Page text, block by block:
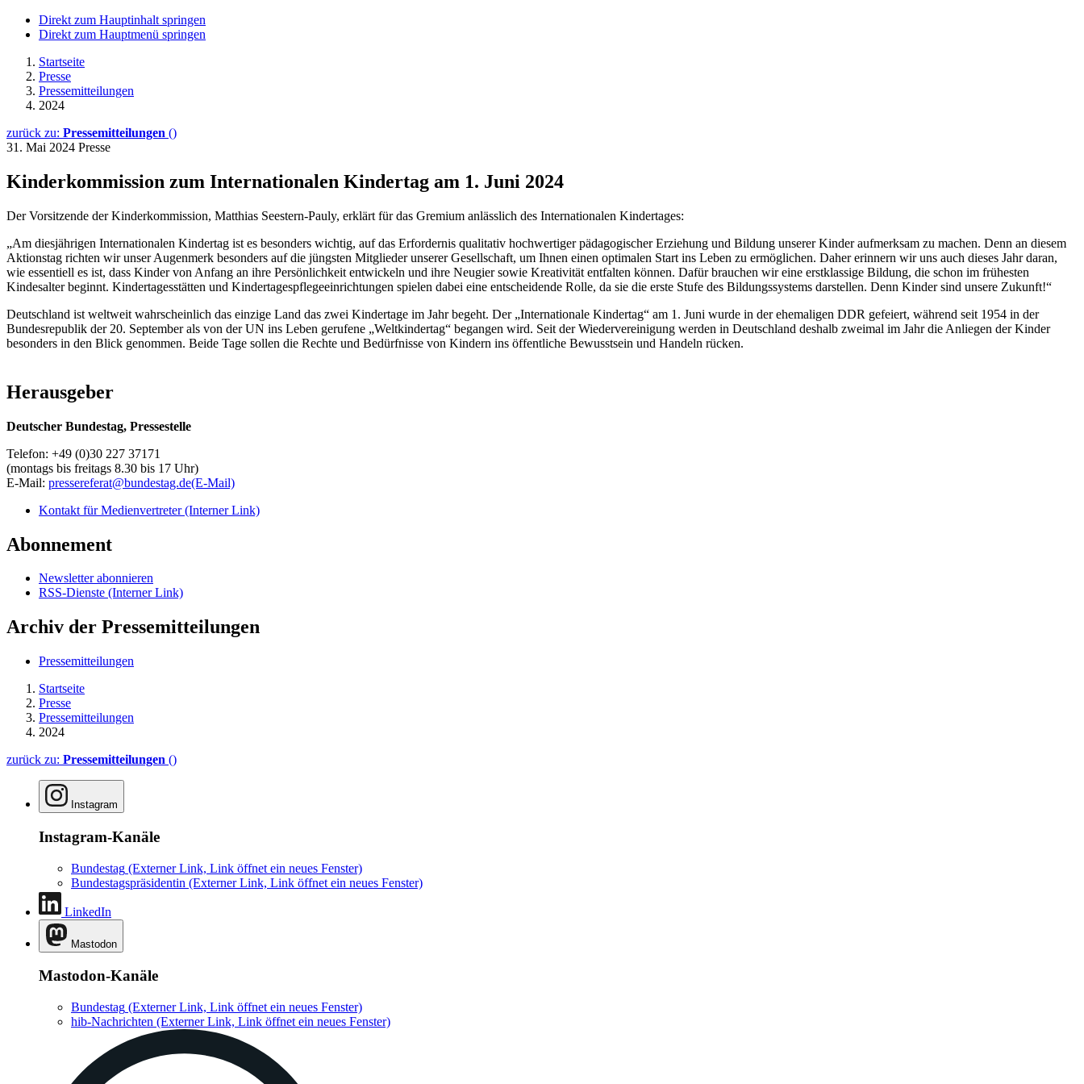
Direkt zum Hauptinhalt springen
Direkt zum Hauptmenü springen
Startseite
Presse
Pressemitteilungen
2024
zurück zu: Pressemitteilungen ()
31. Mai 2024 Presse
Kinderkommission zum Internationalen Kindertag am 1. Juni 2024
Der Vorsitzende der Kinderkommission, Matthias Seestern-Pauly, erklärt für das Gremium anlässlich des Internationalen Kindertages:
„Am diesjährigen Internationalen Kindertag ist es besonders wichtig, auf das Erfordernis qualitativ hochwertiger pädagogischer Erziehung und Bildung unserer Kinder aufmerksam zu machen. Denn an diesem
Aktionstag richten wir unser Augenmerk besonders auf die jüngsten Mitglieder unserer Gesellschaft, um Ihnen einen optimalen Start ins Leben zu ermöglichen. Daher erinnern wir uns auch dieses Jahr daran,
wie essentiell es ist, dass Kinder von Anfang an ihre Persönlichkeit entwickeln und ihre Neugier sowie Kreativität entfalten können. Dafür brauchen wir eine erstklassige Bildung, die schon im frühesten
Kindesalter beginnt. Kindertagesstätten und Kindertagespflegeeinrichtungen spielen dabei eine entscheidende Rolle, da sie die erste Stufe des Bildungssystems darstellen. Denn Kinder sind unsere Zukunft!“
Deutschland ist weltweit wahrscheinlich das einzige Land das zwei Kindertage im Jahr begeht. Der „Internationale Kindertag“ am 1. Juni wurde in der ehemaligen DDR gefeiert, während seit 1954 in der
Bundesrepublik der 20. September als von der UN ins Leben gerufene „Weltkindertag“ begangen wird. Seit der Wiedervereinigung werden in Deutschland deshalb zweimal im Jahr die Anliegen der Kinder
besonders in den Blick genommen. Beide Tage sollen die Rechte und Bedürfnisse von Kindern ins öffentliche Bewusstsein und Handeln rücken.
Herausgeber
Deutscher Bundestag, Pressestelle
Telefon: +49 (0)30 227 37171
(montags bis freitags 8.30 bis 17 Uhr)
E-Mail: pressereferat@bundestag.de(E-Mail)
Kontakt für Medienvertreter(Interner Link)
Abonnement
Newsletter abonnieren
RSS-Dienste (Interner Link)
Archiv der Pressemitteilungen
Pressemitteilungen
Startseite
Presse
Pressemitteilungen
2024
zurück zu: Pressemitteilungen ()
Instagram
Instagram-Kanäle
Bundestag (Externer Link, Link öffnet ein neues Fenster)
Bundestagspräsidentin (Externer Link, Link öffnet ein neues Fenster)
LinkedIn
Mastodon
Mastodon-Kanäle
Bundestag (Externer Link, Link öffnet ein neues Fenster)
hib-Nachrichten (Externer Link, Link öffnet ein neues Fenster)